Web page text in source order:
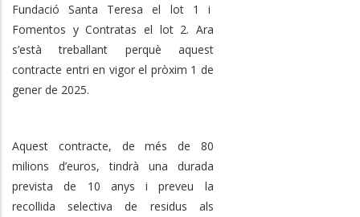
Fundació Santa Teresa el lot 1 i
Fomentos y Contratas el lot 2. Ara
s’està treballant perquè aquest
contracte entri en vigor el pròxim 1 de
gener de 2025.
Aquest contracte, de més de 80
milions d’euros, tindrà una durada
prevista de 10 anys i preveu la
recollida selectiva de residus als